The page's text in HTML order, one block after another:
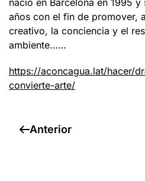
nació en Barcelona en 1995
años con el fin de promover,
creativo, la conciencia y el
ambiente……
https://aconcagua.lat/hacer/
convierte-arte/
Anterior